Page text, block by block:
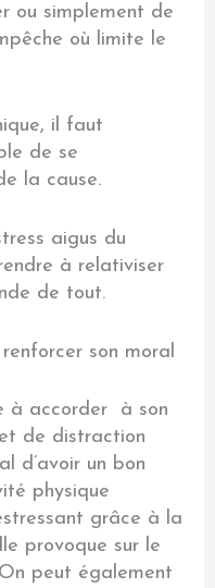
ou simplement de
où limite le
il faut
de se
la cause.
aigus du
à relativiser
de tout.
son moral
à accorder à son
de distraction
d’avoir un bon
physique
grâce à la
provoque sur le
peut également